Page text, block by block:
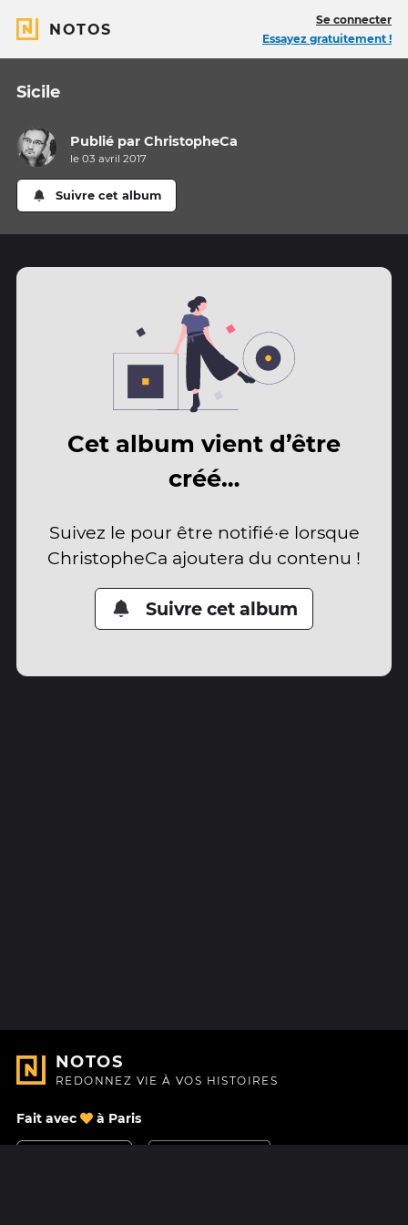
NOTOS
Se connecter
Essayez gratuitement !
Sicile
Publié parChristopheCa
le 03 avril 2017
Suivre cet album
Cet album vient d’être
créé…
Suivez le pour être notifié·e lorsque
ChristopheCa ajoutera du contenu !
Suivre cet album
NOTOS
REDONNEZ VIE À VOS HISTOIRES
Fait avec à Paris